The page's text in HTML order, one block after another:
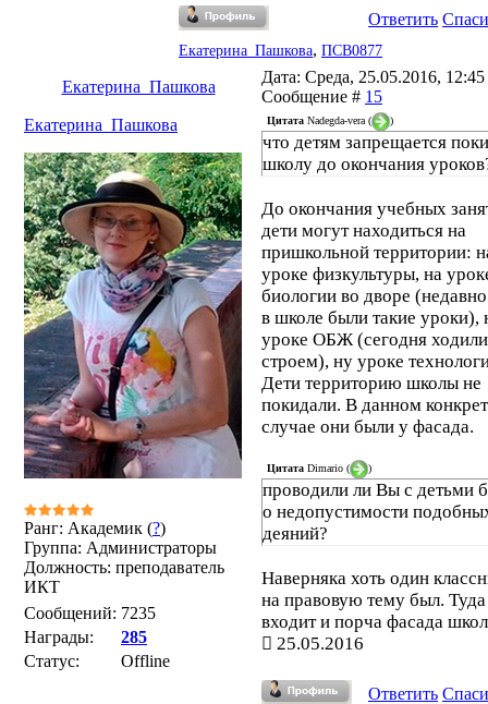
Ответить
Екатерина_Пашкова, ПСВ0877
Екатерина_Пашкова
Дата: Среда, 25.05.2016, 12:45
Сообщение # 15
Екатерина_Пашкова
Ранг: Академик (?)
Группа: Администраторы
Должность: преподаватель
ИКТ
Сообщений: 7235
Награды:
285
Статус:
Offline
Цитата Nadegda-vera ( )
что детям запрещается
школу до окончания
До окончания учебных
дети могут находиться на
пришкольной территории:
уроке физкультуры, на
биологии во дворе
в школе были такие уроки),
уроке ОБЖ (сегодня ходили
строем), ну уроке
Дети территорию школы не
покидали. В данном
случае они были у фасада.
Цитата Dimario ( )
проводили ли Вы с детьми
о недопустимости
деяний?
Наверняка хоть один
на правовую тему был.
входит и порча фасада
25.05.2016
Ответить